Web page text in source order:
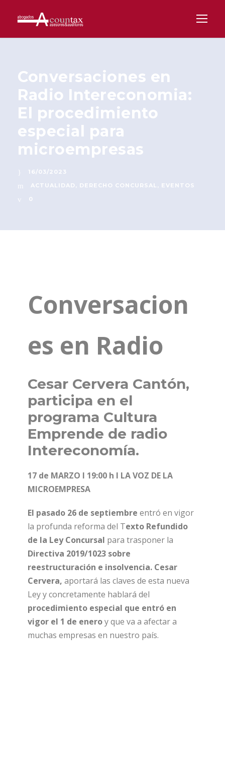
Conversaciones en
Radio Intereconomia:
El procedimiento
especial para
microempresas
16/03/2023
ACTUALIDAD , DERECHO CONCURSAL , EVENTOS
0
Conversacion
es en Radio
Cesar Cervera Cantón,
participa en el
programa Cultura
Emprende de radio
Intereconomía.
17 de MARZO I 19:00 h I LA VOZ DE LA
MICROEMPRESA
El pasado 26 de septiembre entró en vigor
la profunda reforma del Texto Refundido
de la Ley Concursal para trasponer la
Directiva 2019/1023 sobre
reestructuración e insolvencia. Cesar
Cervera, aportará las claves de esta nueva
Ley y concretamente hablará del
procedimiento especial que entró en
vigor el 1 de eneroy que va a afectar a
muchas empresas en nuestro país.